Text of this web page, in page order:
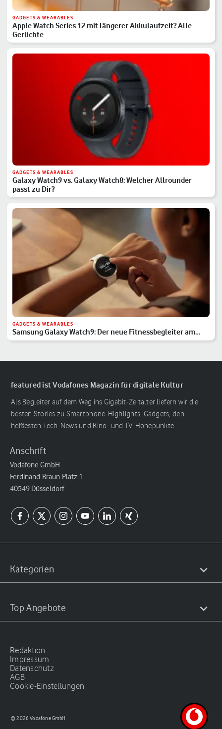
GADGETS & WEARABLES
Apple Watch Series 12 mit längerer Akkulaufzeit? Alle
Gerüchte
GADGETS & WEARABLES
Galaxy Watch9 vs. Galaxy Watch8: Welcher Allrounder
passt zu Dir?
GADGETS & WEARABLES
Samsung Galaxy Watch9: Der neue Fitnessbegleiter am
Handgelenk
featured ist Vodafones Magazin für digitale Kultur
Als Begleiter auf dem Weg ins Gigabit-Zeitalter liefern wir die
besten Stories zu Smartphone-Highlights, Gadgets, den
heißesten Tech-News und Kino- und TV-Höhepunkte.
Anschrift
Vodafone GmbH
Ferdinand-Braun-Platz 1
40549 Düsseldorf
Kategorien
Top Angebote
Redaktion
Impressum
Datenschutz
AGB
Cookie-Einstellungen
© 2026 Vodafone GmbH